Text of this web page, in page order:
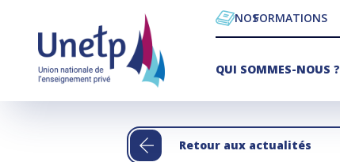
NOSFORMATIONS
QUI SOMMES-NOUS ?
Retour aux actualités